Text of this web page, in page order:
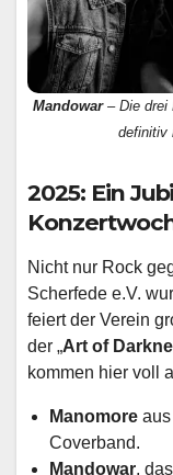
Mandowar– Die drei
definitiv
2025: Ein
Nicht nur Rock
Scherfede e.V.
feiert der Verein
der „Art of
kommen hier voll
Manomore
Coverband.
Mandowar,